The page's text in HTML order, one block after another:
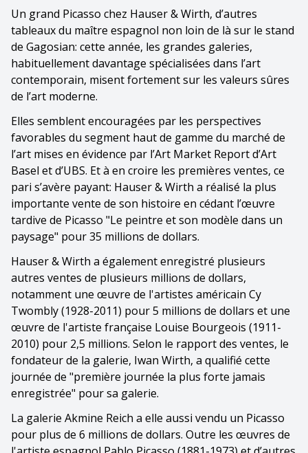
Un grand Picasso chez Hauser & Wirth, d’autres
tableaux du maître espagnol non loin de là sur le stand
de Gagosian: cette année, les grandes galeries,
habituellement davantage spécialisées dans l’art
contemporain, misent fortement sur les valeurs sûres
de l’art moderne.
Elles semblent encouragées par les perspectives
favorables du segment haut de gamme du marché de
l’art mises en évidence par l’Art Market Report d’Art
Basel et d’UBS. Et à en croire les premières ventes, ce
pari s’avère payant: Hauser & Wirth a réalisé la plus
importante vente de son histoire en cédant l’œuvre
tardive de Picasso "Le peintre et son modèle dans un
paysage" pour 35 millions de dollars.
Hauser & Wirth a également enregistré plusieurs
autres ventes de plusieurs millions de dollars,
notamment une œuvre de l'artistes américain Cy
Twombly (1928-2011) pour 5 millions de dollars et une
œuvre de l'artiste française Louise Bourgeois (1911-
2010) pour 2,5 millions. Selon le rapport des ventes, le
fondateur de la galerie, Iwan Wirth, a qualifié cette
journée de "première journée la plus forte jamais
enregistrée" pour sa galerie.
La galerie Akmine Reich a elle aussi vendu un Picasso
pour plus de 6 millions de dollars. Outre les œuvres de